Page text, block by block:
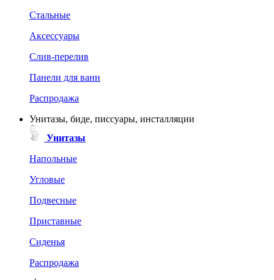
Стальные
Аксессуары
Слив-перелив
Панели для ванн
Распродажа
Унитазы, биде, писсуары, инсталляции
Унитазы
Напольные
Угловые
Подвесные
Приставные
Сиденья
Распродажа